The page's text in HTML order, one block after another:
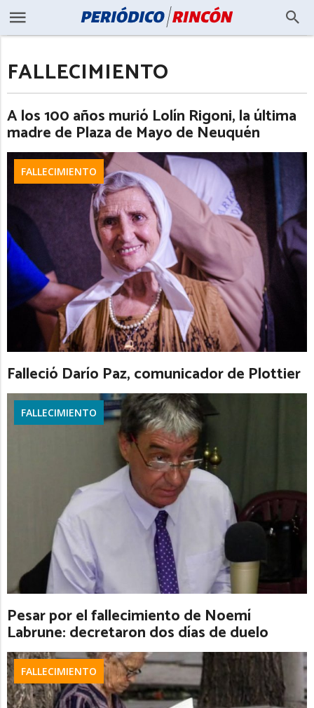
FALLECIMIENTO
A los 100 años murió Lolín Rigoni, la última
madre de Plaza de Mayo de Neuquén
FALLECIMIENTO
Falleció Darío Paz, comunicador de Plottier
FALLECIMIENTO
Pesar por el fallecimiento de Noemí
Labrune: decretaron dos días de duelo
FALLECIMIENTO